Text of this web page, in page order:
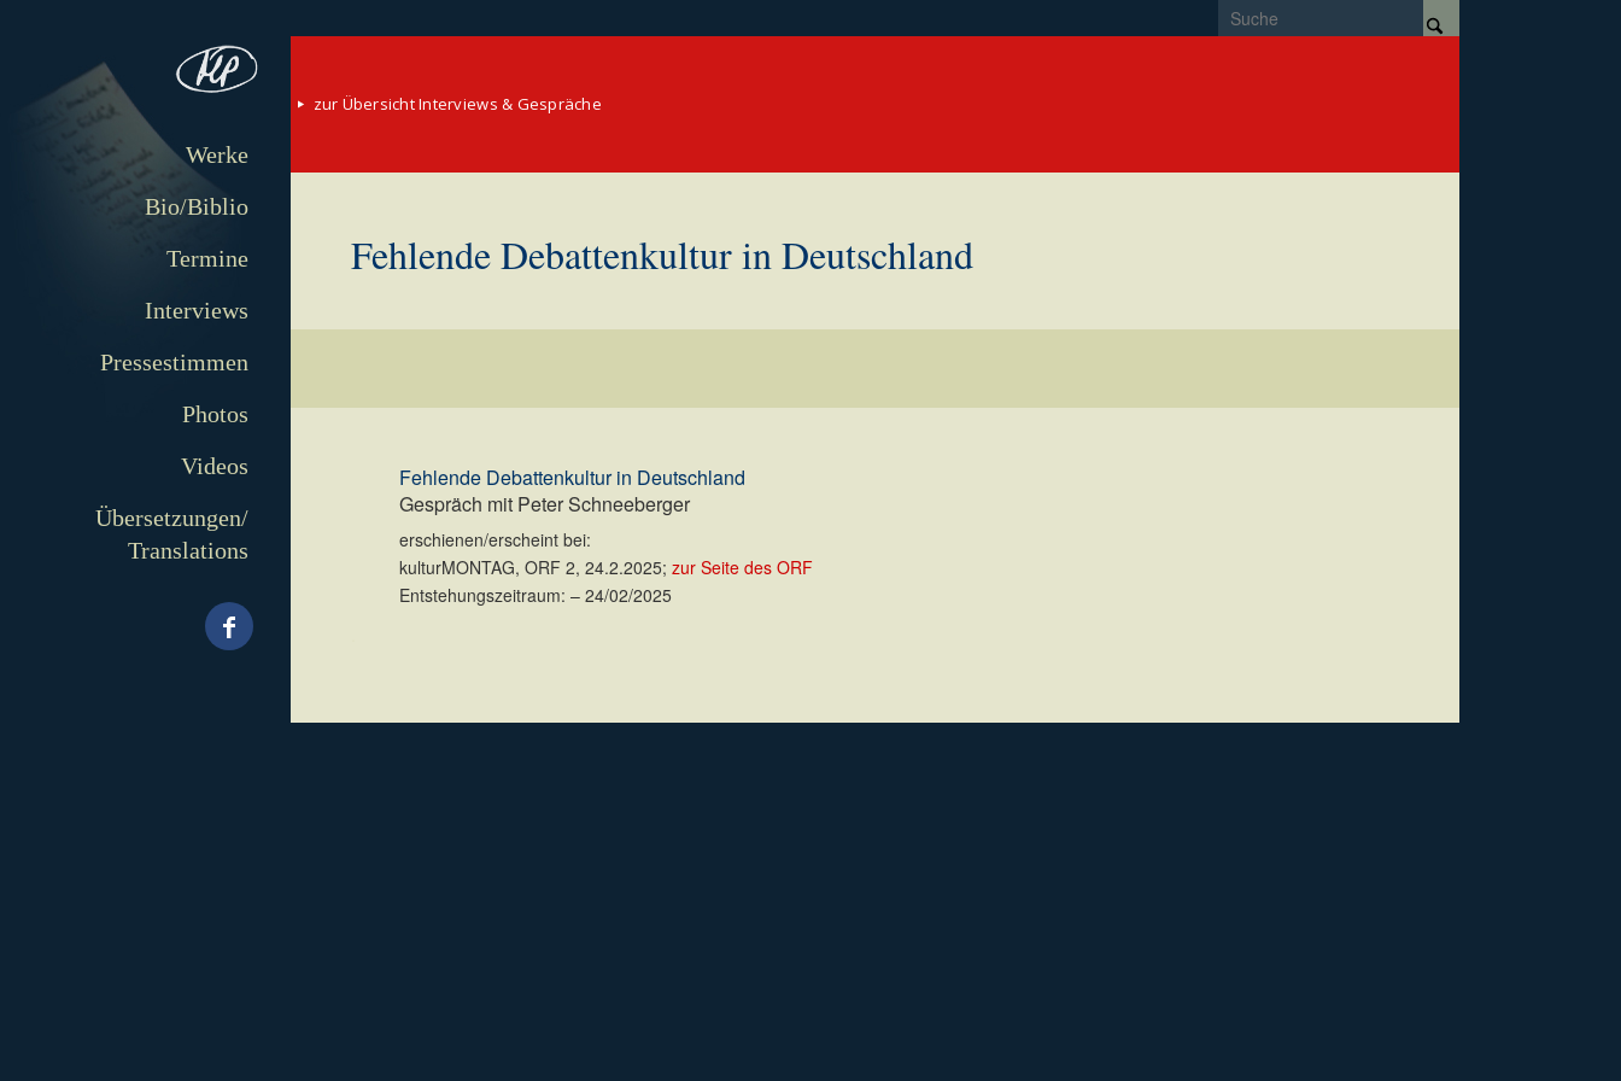
Werke
Bio/Biblio
Termine
Interviews
Pressestimmen
Photos
Videos
Übersetzungen/
Translations
zur Übersicht Interviews & Gespräche
Fehlende Debattenkultur in Deutschland
Fehlende Debattenkultur in Deutschland
Gespräch mit Peter Schneeberger
erschienen/erscheint bei:
kulturMONTAG, ORF 2, 24.2.2025; zur Seite des ORF
Entstehungszeitraum: – 24/02/2025